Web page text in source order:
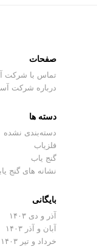
صفحات
تماس با شرکت
درباره شرکت
دسته ها
دسته‌بندی نشده
فلزیاب
گنج یاب
نشانه های گنج
بایگانی
آذر و دی ۱۴۰۳
آبان و آذر ۱۴۰۳
خرداد و تیر ۱۴۰۳